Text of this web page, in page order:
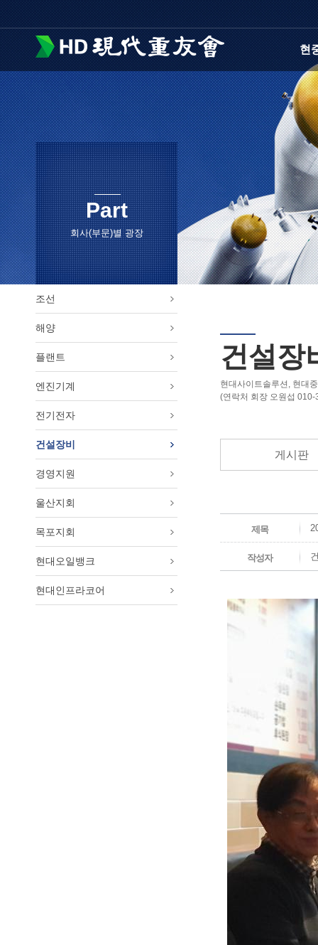
현
회
현
연
운영
오
Part
회사(부문)별 광장
조선
해양
플랜트
엔진기계
전기전자
건설장비
경영지원
울산지회
목포지회
현대오일뱅크
현대인프라코어
건설장
현대사이트솔루션, 현대
(연락처 회장 오원섭
게시판
제목
작성자